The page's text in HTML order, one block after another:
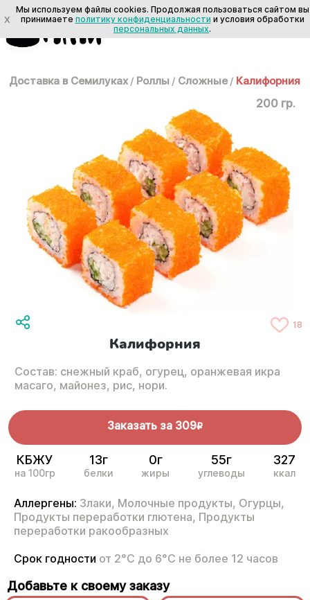
Доставка в Семилуках / Роллы / Сложные / Калифорния
200 гр.
18
Калифорния
Состав: снежный краб, огурец, оранжевая икра
масаго, майонез, рис, нори.
Заказать за 309R
КБЖУ
на 100гр
13г
белки
0г
жиры
55г
углеводы
327
ккал
Аллергены: Злаки, Молочные продукты, Огурцы,
Продукты переработки глютена, Продукты
переработки ракообразных
Срок годности от 2°С до 6°С не более 12 часов
Добавьте к своему заказу
X
Мы используем файлы cookies. Продолжая пользоваться сайтом вы
принимаете политику конфиденциальности и условия обработки
персональных данных.